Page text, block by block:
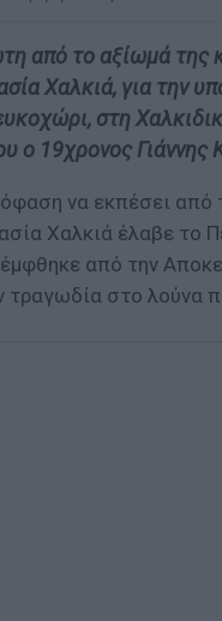
από το αξίωμά της
Χαλκιά, για την
στη
ο 19χρονος Γιάννης
να εκπέσει από
Χαλκιά έλαβε το
από την
τραγωδία στο λούνα